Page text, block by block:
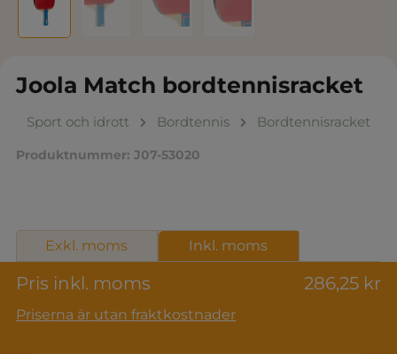
Joola Match bordtennisracket
Sport och idrott Bordtennis Bordtennisracket
Produktnummer: J07-53020
Pris inkl. moms 286,25 kr
Priserna är utan fraktkostnader
Exkl. moms Inkl. moms